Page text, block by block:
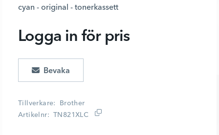
cyan - original - tonerkassett
Tillverkare
Brother
Artikelnr
TN821XLC
Logga in för pris